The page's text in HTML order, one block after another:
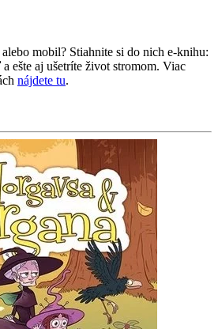
mobil? Stiahnite si do nich e-knihu:
ešte aj ušetríte život stromom. Viac
nájdete tu.